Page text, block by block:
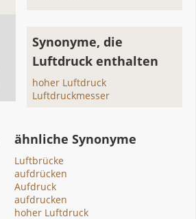
Synonyme, die
Luftdruck enthalten
hoher Luftdruck
Luftdruckmesser
ähnliche Synonyme
Luftbrücke
aufdrücken
Aufdruck
aufdrucken
hoher Luftdruck